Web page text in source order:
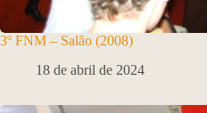
3º FNM – Salão (2008)
18 de abril de 2024